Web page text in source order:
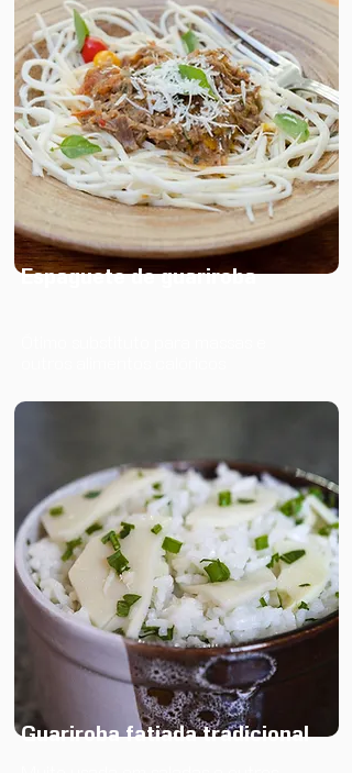
Espaguete de guariroba
Guariroba fatiada tradicional